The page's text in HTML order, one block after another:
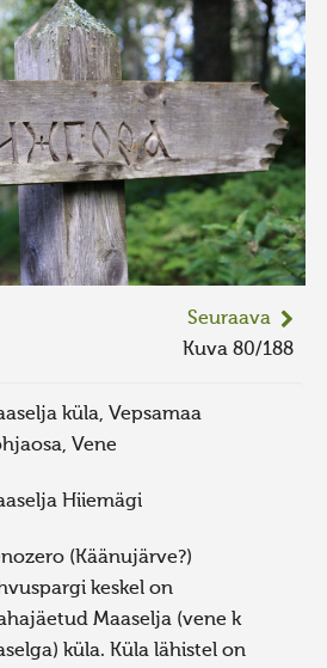
Seuraava
Kuva 80/188
küla, Vepsamaa
Vene
Hiiemägi
(Käänujärve?)
keskel on
Maaselja (vene k
küla. Küla lähistel on